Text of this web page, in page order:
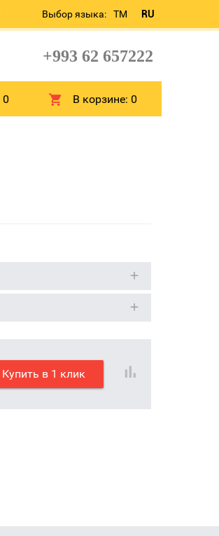
Выбор языка: TM RU
+993 62 657222
0 В корзине:0
Купить в 1 клик